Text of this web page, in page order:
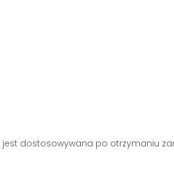
dostosowywana po otrzymaniu